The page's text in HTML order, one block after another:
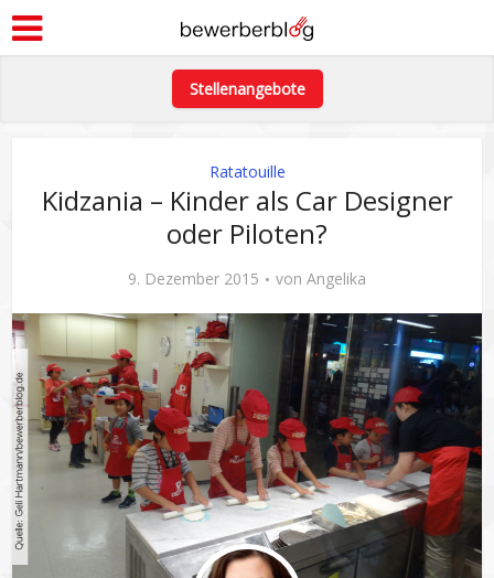
Stellenangebote
Ratatouille
Kidzania – Kinder als Car Designer
oder Piloten?
9. Dezember 2015 von Angelika